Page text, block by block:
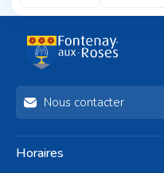
Nous contacter
Horaires